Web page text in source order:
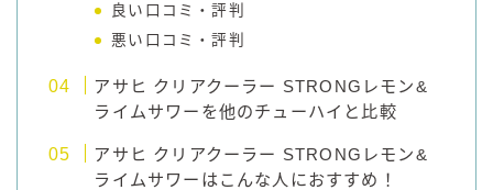
良い口コミ・評判
悪い口コミ・評判
アサヒ クリアクーラー STRONGレモン&
ライムサワーを他のチューハイと比較
アサヒ クリアクーラー STRONGレモン&
ライムサワーはこんな人におすすめ！